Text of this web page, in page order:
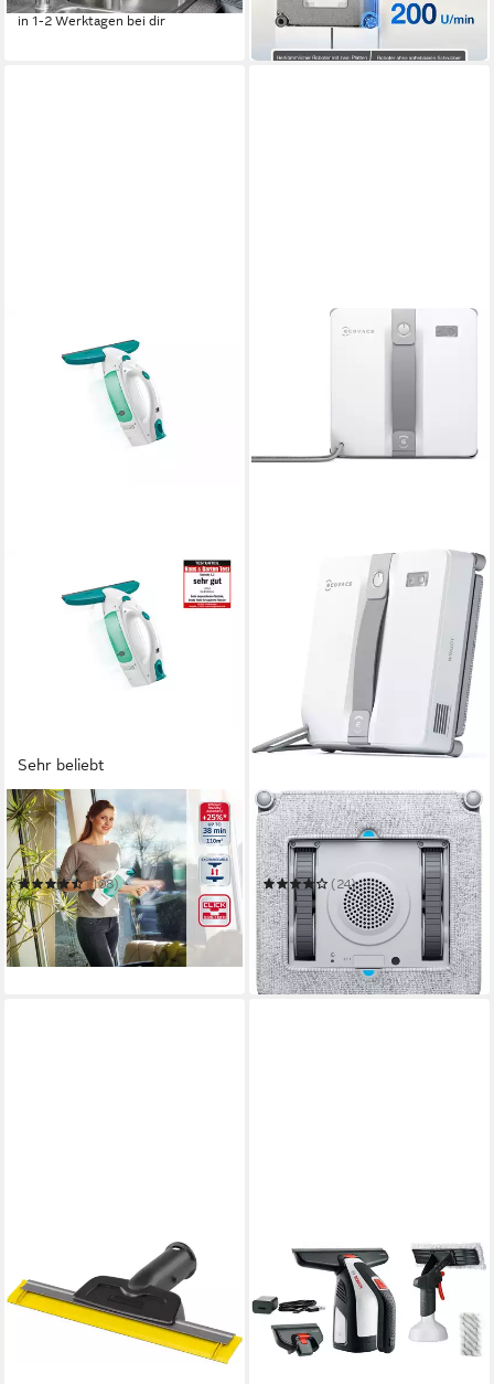
in 1-2 Werktagen bei dir -22%
in 2-3 Werktagen bei dir
Sehr beliebt
LEIFHEIT
Fenstersauger
Fenstersauger Dry & Clean
(108)
ab 44,99 € UVP69,99 €
-36%
in 3-4 Werktagen bei dir
ECOVACS
Fensterputzroboter WINBOT
MINI (Grau)
(24)
ab 199,00 € UVP299,00 €
18,17 €mtl. in 12 Raten
-33%
am nächsten Werktag bei dir